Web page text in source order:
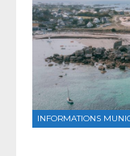
INFORMATIONS